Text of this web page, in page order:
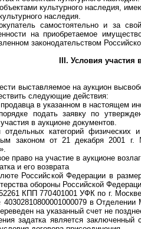
культурного наследия,
наследия.
самостоятельно и за
на приобретаемое
законодательством
III. Условия участия
выставляемое на аукцион
следующие действия:
в указанном в настоящем
подать заявку по
в аукционе документов.
категорий физических
законом от 21 декабря 2001
право на участие в аукционе
и его возврата
Российской Федерации в
обороны Российской
КПП 770401001 УФК по г.
в Отделении
на указанный счет не
задатка является заключенный с